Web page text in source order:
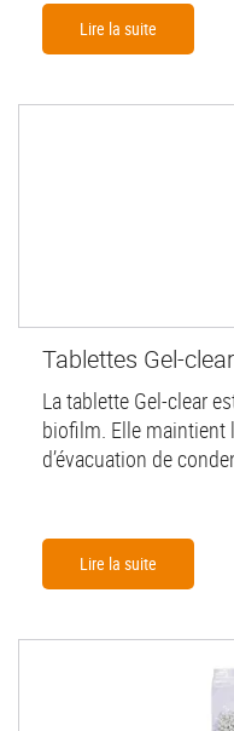
Lire la suite
Tablettes Gel-clear
La tablette Gel-clear
biofilm. Elle maintient
d’évacuation de
Lire la suite